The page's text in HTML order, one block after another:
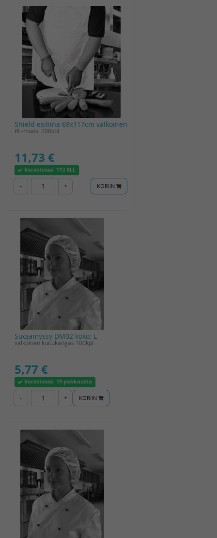
Shield esiliina 69x117cm valkoinen
PE-muovi 200kpl
11,73 €
Varastossa: 113 RLL
- + KORIIN
Suojamyssy DM02 koko: L
valkoinen kuitukangas 100kpl
5,77 €
Varastossa: 19 pakkausta
- + KORIIN